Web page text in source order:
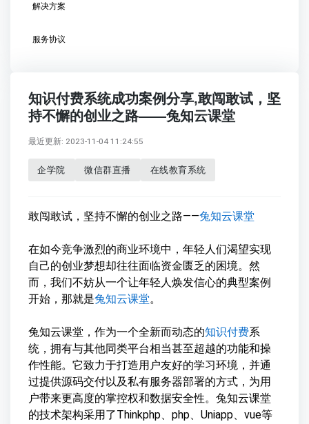
解决方案
服务协议
知识付费系统成功案例分享,敢闯敢试，坚
持不懈的创业之路——兔知云课堂
最近更新: 2023-11-04 11:24:55
企学院 微信群直播 在线教育系统
敢闯敢试，坚持不懈的创业之路——兔知云课堂
在如今竞争激烈的商业环境中，年轻人们渴望实现
自己的创业梦想却往往面临资金匮乏的困境。然
而，我们不妨从一个让年轻人焕发信心的典型案例
开始，那就是兔知云课堂。
兔知云课堂，作为一个全新而动态的知识付费系
统，拥有与其他同类平台相当甚至超越的功能和操
作性能。它致力于打造用户友好的学习环境，并通
过提供源码交付以及私有服务器部署的方式，为用
户带来更高度的掌控权和数据安全性。兔知云课堂
的技术架构采用了Thinkphp、php、Uniapp、vue等